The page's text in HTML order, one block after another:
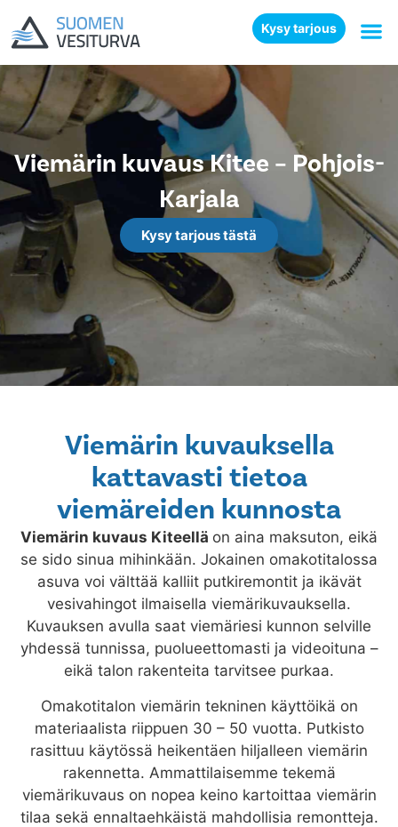
Kysy tarjous
Viemärin kuvaus Kitee – Pohjois-
Karjala
Kysy tarjous tästä
Viemärin kuvauksella
kattavasti tietoa
viemäreiden kunnosta
Viemärin kuvaus Kiteellä on aina maksuton, eikä
se sido sinua mihinkään. Jokainen omakotitalossa
asuva voi välttää kalliit putkiremontit ja ikävät
vesivahingot ilmaisella viemärikuvauksella.
Kuvauksen avulla saat viemäriesi kunnon selville
yhdessä tunnissa, puolueettomasti ja videoituna –
eikä talon rakenteita tarvitsee purkaa.
Omakotitalon viemärin tekninen käyttöikä on
materiaalista riippuen 30 – 50 vuotta. Putkisto
rasittuu käytössä heikentäen hiljalleen viemärin
rakennetta. Ammattilaisemme tekemä
viemärikuvaus on nopea keino kartoittaa viemärin
tilaa sekä ennaltaehkäistä mahdollisia remontteja.